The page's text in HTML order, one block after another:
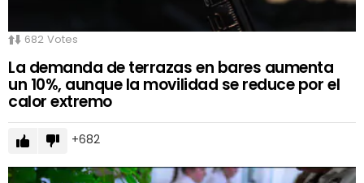
682 Votes
La demanda de terrazas en bares aumenta
un 10%, aunque la movilidad se reduce por el
calor extremo
682